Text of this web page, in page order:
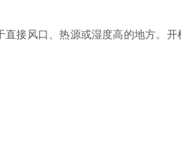
风口、热源或湿度高的地方。开